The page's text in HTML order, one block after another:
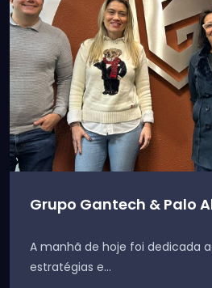
Grupo Gantech & Palo
A manhã de hoje foi dedicada
estratégias e...